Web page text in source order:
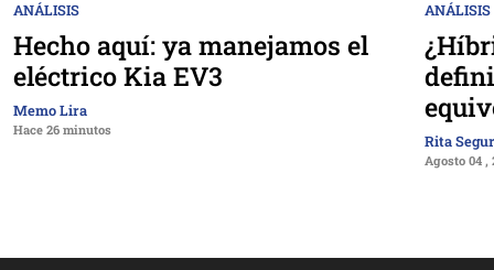
ANÁLISIS
Hecho aquí: ya manejamos el
eléctrico Kia EV3
Memo Lira
Hace 26 minutos
ANÁLISIS
Rita
Agosto 04 ,